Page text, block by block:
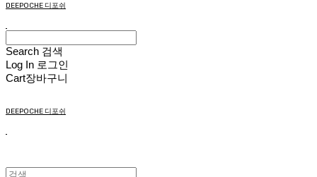
DEEPOCHE 디포쉬
Search 검색
Log In 로그인
Cart장바구니
DEEPOCHE 디포쉬